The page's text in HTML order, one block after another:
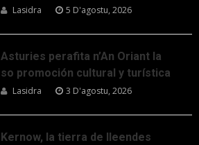
Lasidra 5 D'agostu, 2026
Asturies perafita n’An Oriant la
so promoción cultural y turística
Lasidra 3 D'agostu, 2026
Kernow, la tierra de lleendes